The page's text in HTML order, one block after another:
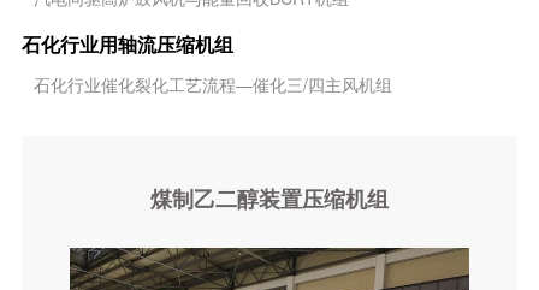
石化行业用轴流压缩机组
石化行业催化裂化工艺流程—催化三/四主风机组
特殊应用压缩机组
离心压缩机总体介绍
煤制乙二醇装置压缩机组